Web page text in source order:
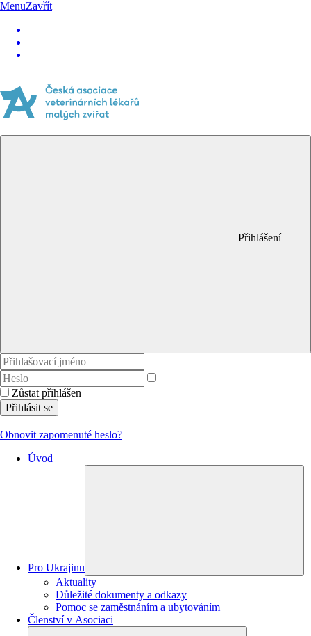
MenuZavřít
Přihlášení
Zůstat přihlášen
Přihlásit se
Obnovit zapomenuté heslo?
Úvod
Pro Ukrajinu
Aktuality
Důležité dokumenty a odkazy
Pomoc se zaměstnáním a ubytováním
Členství v Asociaci